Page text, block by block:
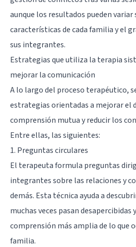
aunque los resultados pueden variar
características de cada familia y el
sus integrantes.
Estrategias que utiliza la terapia
mejorar la comunicación
A lo largo del proceso terapéutico,
estrategias orientadas a mejorar el
comprensión mutua y reducir los
Entre ellas, las siguientes:
1. Preguntas circulares
El terapeuta formula preguntas
integrantes sobre las relaciones y
demás. Esta técnica ayuda a
muchas veces pasan desapercibidas
comprensión más amplia de lo que
familia.